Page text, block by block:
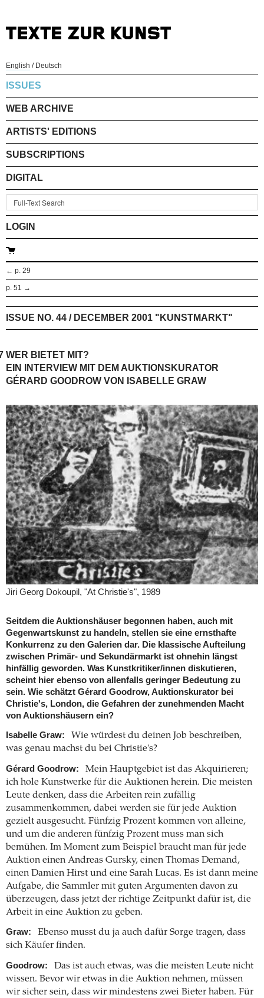
English / Deutsch
ISSUES
WEB ARCHIVE
ARTISTS' EDITIONS
SUBSCRIPTIONS
DIGITAL
LOGIN
← p. 29
p. 51 →
ISSUE NO. 44 / DECEMBER 2001 "KUNSTMARKT"
WER BIETET MIT?
EIN INTERVIEW MIT DEM AUKTIONSKURATOR
GÉRARD GOODROW VON ISABELLE GRAW
Jiri Georg Dokoupil, "At Christie's", 1989
Seitdem die Auktionshäuser begonnen haben, auch mit
Gegenwartskunst zu handeln, stellen sie eine ernsthafte
Konkurrenz zu den Galerien dar. Die klassische Aufteilung
zwischen Primär- und Sekundärmarkt ist ohnehin längst
hinfällig geworden. Was Kunstkritiker/innen diskutieren,
scheint hier ebenso von allenfalls geringer Bedeutung zu
sein. Wie schätzt Gérard Goodrow, Auktionskurator bei
Christie's, London, die Gefahren der zunehmenden Macht
von Auktionshäusern ein?
Isabelle Graw:
Wie würdest du deinen Job beschreiben,
was genau machst du bei Christie's?
Gérard Goodrow:
Mein Hauptgebiet ist das Akquirieren;
ich hole Kunstwerke für die Auktionen herein. Die meisten
Leute denken, dass die Arbeiten rein zufällig
zusammenkommen, dabei werden sie für jede Auktion
gezielt ausgesucht. Fünfzig Prozent kommen von alleine,
und um die anderen fünfzig Prozent muss man sich
bemühen. Im Moment zum Beispiel braucht man für jede
Auktion einen Andreas Gursky, einen Thomas Demand,
einen Damien Hirst und eine Sarah Lucas. Es ist dann meine
Aufgabe, die Sammler mit guten Argumenten davon zu
überzeugen, dass jetzt der richtige Zeitpunkt dafür ist, die
Arbeit in eine Auktion zu geben.
Graw:
Ebenso musst du ja auch dafür Sorge tragen, dass
sich Käufer finden.
Goodrow:
Das ist auch etwas, was die meisten Leute nicht
wissen. Bevor wir etwas in die Auktion nehmen, müssen
wir sicher sein, dass wir mindestens zwei Bieter haben. Für